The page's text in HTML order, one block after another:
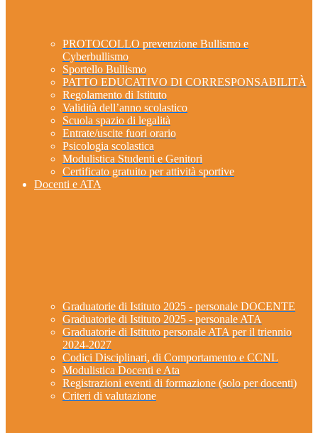
PROTOCOLLO prevenzione Bullismo e
Cyberbullismo
Sportello Bullismo
PATTO EDUCATIVO DI CORRESPONSABILITÀ
Regolamento di Istituto
Validità dell’anno scolastico
Scuola spazio di legalità
Entrate/uscite fuori orario
Psicologia scolastica
Modulistica Studenti e Genitori
Certificato gratuito per attività sportive
Docenti e ATA
Graduatorie di Istituto 2025 - personale DOCENTE
Graduatorie di Istituto 2025 - personale ATA
Graduatorie di Istituto personale ATA per il triennio
2024-2027
Codici Disciplinari, di Comportamento e CCNL
Modulistica Docenti e Ata
Registrazioni eventi di formazione (solo per docenti)
Criteri di valutazione